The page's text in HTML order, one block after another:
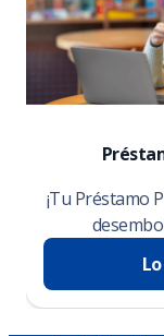
¡Tu Préstamo